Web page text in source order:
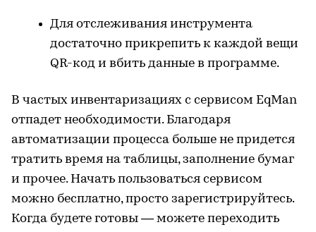
Для отслеживания инструмента
достаточно прикрепить к каждой вещи
QR-код и вбить данные в программе.
В частых инвентаризациях с сервисом EqMan
отпадет необходимости. Благодаря
автоматизации процесса больше не придется
тратить время на таблицы, заполнение бумаг
и прочее. Начать пользоваться сервисом
можно бесплатно, просто зарегистрируйтесь.
Когда будете готовы — можете переходить